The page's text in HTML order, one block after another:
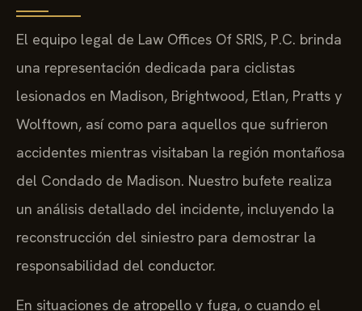
El equipo legal de Law Offices Of SRIS, P.C. brinda
una representación dedicada para ciclistas
lesionados en Madison, Brightwood, Etlan, Pratts y
Wolftown, así como para aquellos que sufrieron
accidentes mientras visitaban la región montañosa
del Condado de Madison. Nuestro bufete realiza
un análisis detallado del incidente, incluyendo la
reconstrucción del siniestro para demostrar la
responsabilidad del conductor.
En situaciones de atropello y fuga, o cuando el